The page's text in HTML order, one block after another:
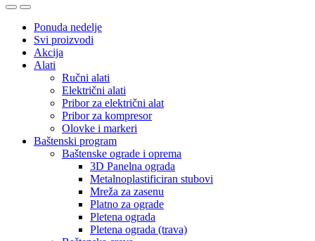
Ponuda nedelje
Svi proizvodi
Akcija
Alati
Ručni alati
Električni alati
Pribor za električni alat
Pribor za kompresor
Olovke i markeri
Baštenski program
Baštenske ograde i oprema
3D Panelna ograda
Metalnoplastificiran stubovi
Mreža za zasenu
Platno za ograde
Pletena ograda
Pletena ograda (trava)